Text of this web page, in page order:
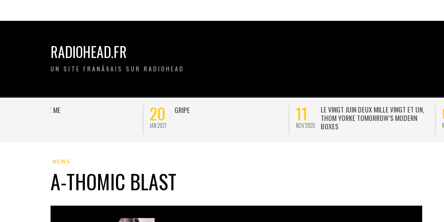
RADIOHEAD.FR
UN SITE FRANÃ§AIS SUR RADIOHEAD
20
LE VINGT JUIN DEUX MILLE VINGT ET UN,
02
JONNY POSTE UNE
INTERVIEW D’EOB
NEWS
A-THOMIC BLAST